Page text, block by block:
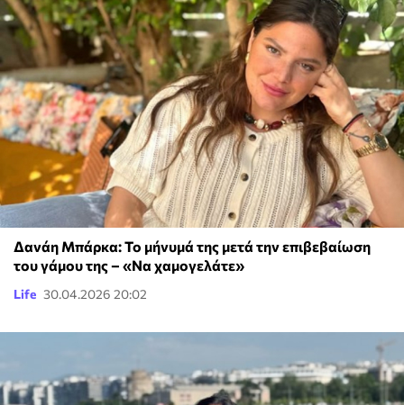
Δανάη Μπάρκα: Το μήνυμά της μετά την επιβεβαίωση
του γάμου της – «Να χαμογελάτε»
Life 30.04.2026 20:02